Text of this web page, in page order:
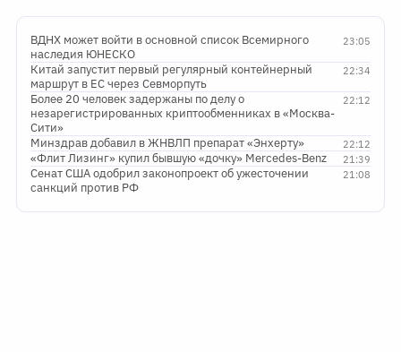
23:05
ВДНХ может войти в основной список Всемирного
наследия ЮНЕСКО
22:34
Китай запустит первый регулярный контейнерный
маршрут в ЕС через Севморпуть
22:12
Более 20 человек задержаны по делу о
незарегистрированных криптообменниках в «Москва-
Сити»
22:12
Минздрав добавил в ЖНВЛП препарат «Энхерту»
21:39
«Флит Лизинг» купил бывшую «дочку» Mercedes-Benz
21:08
Сенат США одобрил законопроект об ужесточении
санкций против РФ